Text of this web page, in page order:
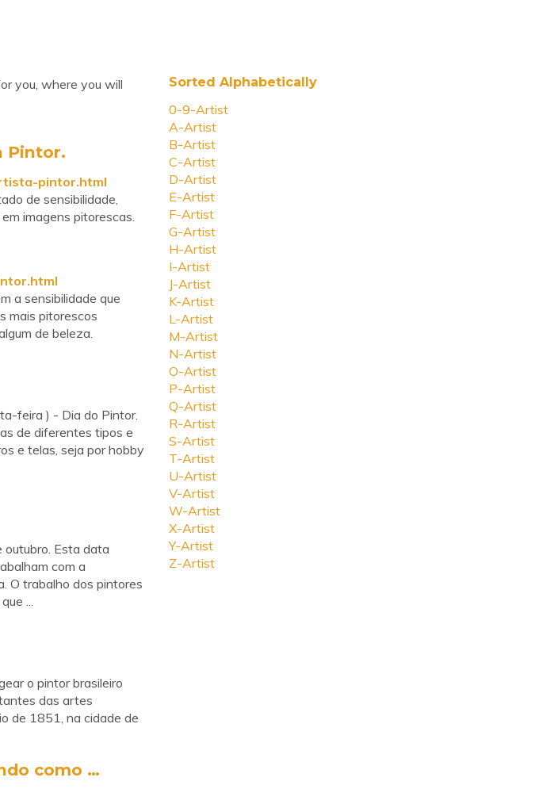
you, where you will
Pintor.
pintor.html
de sensibilidade,
imagens pitorescas.
a sensibilidade que
mais pitorescos
de beleza.
feira ) - Dia do Pintor.
de diferentes tipos e
e telas, seja por hobby
outubro. Esta data
com a
O trabalho dos pintores
...
o pintor brasileiro
das artes
de 1851, na cidade de
como …
Sorted Alphabetically
0-9-Artist
A-Artist
B-Artist
C-Artist
D-Artist
E-Artist
F-Artist
G-Artist
H-Artist
I-Artist
J-Artist
K-Artist
L-Artist
M-Artist
N-Artist
O-Artist
P-Artist
Q-Artist
R-Artist
S-Artist
T-Artist
U-Artist
V-Artist
W-Artist
X-Artist
Y-Artist
Z-Artist